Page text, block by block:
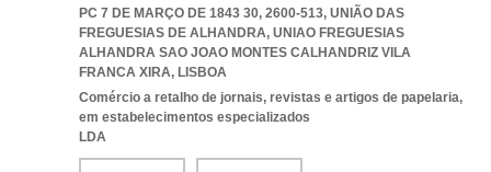
PC 7 DE MARÇO DE 1843 30, 2600-513, UNIÃO DAS
FREGUESIAS DE ALHANDRA, UNIAO FREGUESIAS
ALHANDRA SAO JOAO MONTES CALHANDRIZ VILA
FRANCA XIRA, LISBOA
Comércio a retalho de jornais, revistas e artigos de papelaria,
em estabelecimentos especializados
LDA